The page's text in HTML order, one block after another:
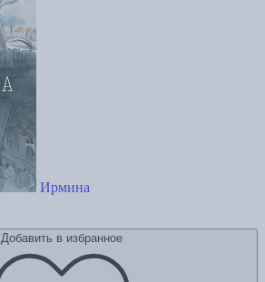
Ирмина
Добавить в избранное